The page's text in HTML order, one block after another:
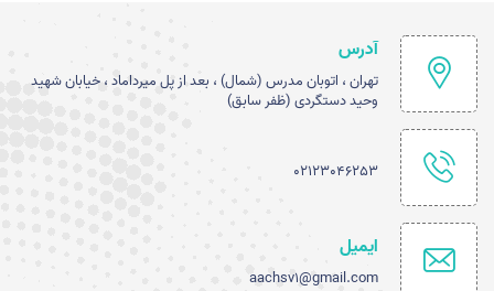
آدرس
تهران ، اتوبان مدرس (شمال) ، بعد از پل میرداماد ، خیابان شهید
وحید دستگردی (ظفر سابق)
02123046253
ایمیل
aachsv1@gmail.com